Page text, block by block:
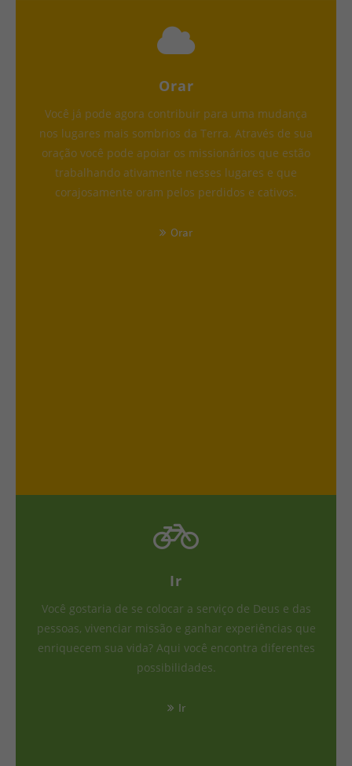
Orar
Você já pode agora contribuir para uma mudança
nos lugares mais sombrios da Terra. Através de sua
oração você pode apoiar os missionários que estão
trabalhando ativamente nesses lugares e que
corajosamente oram pelos perdidos e cativos.
Orar
Ir
Você gostaria de se colocar a serviço de Deus e das
pessoas, vivenciar missão e ganhar experiências que
enriquecem sua vida? Aqui você encontra diferentes
possibilidades.
Ir